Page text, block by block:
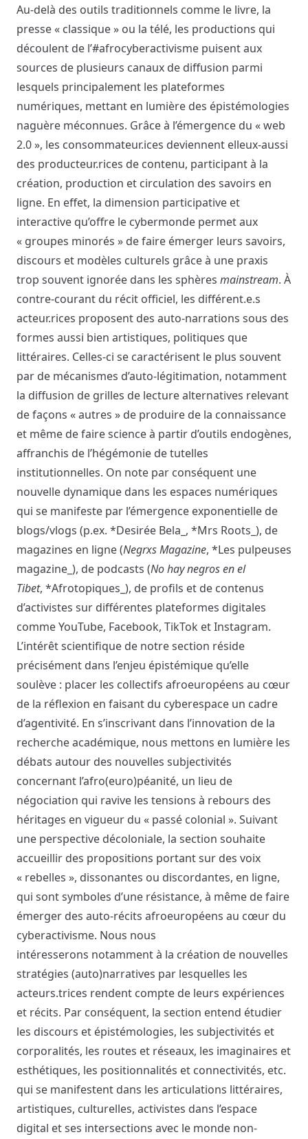
Au-delà des outils traditionnels comme le livre, la
presse « classique » ou la télé, les productions qui
découlent de l’#afrocyberactivisme puisent aux
sources de plusieurs canaux de diffusion parmi
lesquels principalement les plateformes
numériques, mettant en lumière des épistémologies
naguère méconnues. Grâce à l’émergence du « web
2.0 », les consommateur.ices deviennent elleux-aussi
des producteur.rices de contenu, participant à la
création, production et circulation des savoirs en
ligne. En effet, la dimension participative et
interactive qu’offre le cybermonde permet aux
« groupes minorés » de faire émerger leurs savoirs,
discours et modèles culturels grâce à une praxis
trop souvent ignorée dans les sphères mainstream. À
contre-courant du récit officiel, les différent.e.s
acteur.rices proposent des auto-narrations sous des
formes aussi bien artistiques, politiques que
littéraires. Celles-ci se caractérisent le plus souvent
par de mécanismes d’auto-légitimation, notamment
la diffusion de grilles de lecture alternatives relevant
de façons « autres » de produire de la connaissance
et même de faire science à partir d’outils endogènes,
affranchis de l’hégémonie de tutelles
institutionnelles. On note par conséquent une
nouvelle dynamique dans les espaces numériques
qui se manifeste par l’émergence exponentielle de
blogs/vlogs (p.ex. *Desirée Bela_, *Mrs Roots_), de
magazines en ligne (Negrxs Magazine, *Les pulpeuses
magazine_), de podcasts (No hay negros en el
Tibet, *Afrotopiques_), de profils et de contenus
d’activistes sur différentes plateformes digitales
comme YouTube, Facebook, TikTok et Instagram.
L’intérêt scientifique de notre section réside
précisément dans l’enjeu épistémique qu’elle
soulève : placer les collectifs afroeuropéens au cœur
de la réflexion en faisant du cyberespace un cadre
d’agentivité. En s’inscrivant dans l’innovation de la
recherche académique, nous mettons en lumière les
débats autour des nouvelles subjectivités
concernant l’afro(euro)péanité, un lieu de
négociation qui ravive les tensions à rebours des
héritages en vigueur du « passé colonial ». Suivant
une perspective décoloniale, la section souhaite
accueillir des propositions portant sur des voix
« rebelles », dissonantes ou discordantes, en ligne,
qui sont symboles d’une résistance, à même de faire
émerger des auto-récits afroeuropéens au cœur du
cyberactivisme. Nous nous
intéresserons notamment à la création de nouvelles
stratégies (auto)narratives par lesquelles les
acteurs.trices rendent compte de leurs expériences
et récits. Par conséquent, la section entend étudier
les discours et épistémologies, les subjectivités et
corporalités, les routes et réseaux, les imaginaires et
esthétiques, les positionnalités et connectivités, etc.
qui se manifestent dans les articulations littéraires,
artistiques, culturelles, activistes dans l’espace
digital et ses intersections avec le monde non-